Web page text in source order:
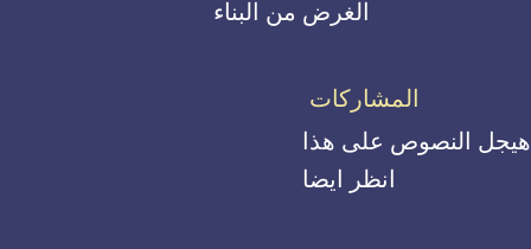
الغرض من البناء
المشاركات
هيجل النصوص على هذا
انظر ايضا